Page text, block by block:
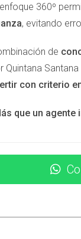
y un enfoque
de negocio?
específica
360º
, evitando
de
Quintana
con criterio
que un agente